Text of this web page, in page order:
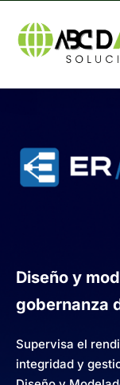
Diseño y
gobernanza
Supervisa el
integridad y